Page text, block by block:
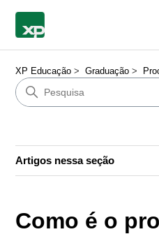
XP Educação Graduação
Artigos nessa seção
Como é o